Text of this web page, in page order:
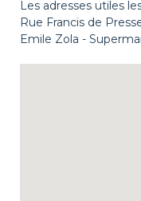
Les adresses utiles
Rue Francis de
Emile Zola -